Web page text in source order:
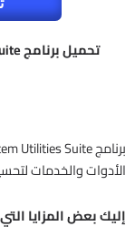
الأدوات والخدمات
إليك بعض المزايا